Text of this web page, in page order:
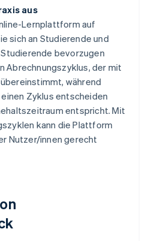
aus
Lernplattform auf
sich an Studierende und
bevorzugen
Abrechnungszyklus, der mit
während
Zyklus entscheiden
entspricht. Mit
kann die Plattform
Nutzer/innen gerecht